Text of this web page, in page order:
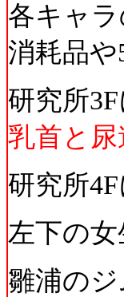
各キャ
消耗品や
研究所
乳首と
研究所
左下の
雛浦の